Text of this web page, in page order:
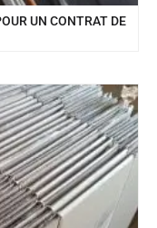
UN CONTRAT DE